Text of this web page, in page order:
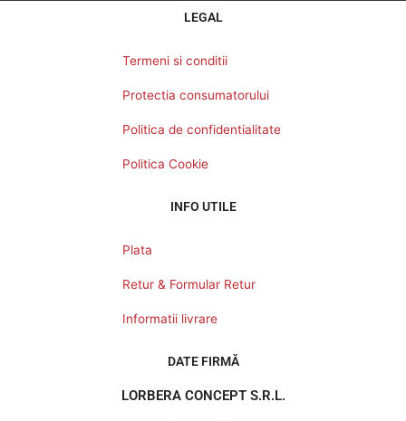
LEGAL
Termeni si conditii
Protectia consumatorului
Politica de confidentialitate
Politica Cookie
INFO UTILE
Plata
Retur & Formular Retur
Informatii livrare
DATE FIRMĂ
LORBERA CONCEPT S.R.L.